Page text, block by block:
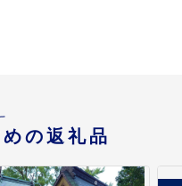
の返礼品